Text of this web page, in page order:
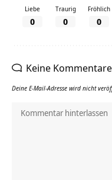
Liebe
0
Traurig
0
Fröhlich
0
Keine Kommentare
Deine E-Mail-Adresse wird nicht